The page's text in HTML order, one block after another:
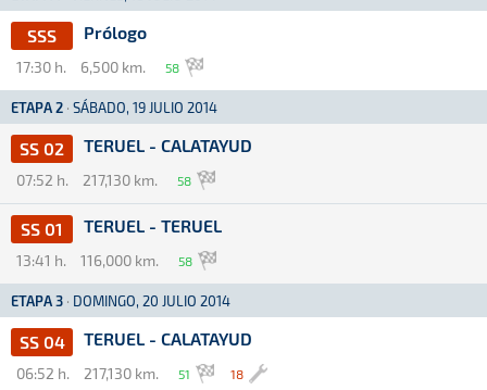
SSS Prólogo
17:30 h. 6,500 km. 58
ETAPA 2 · SÁBADO, 19 JULIO 2014
SS 02 TERUEL - CALATAYUD
07:52 h. 217,130 km. 58
SS 01 TERUEL - TERUEL
13:41 h. 116,000 km. 58
ETAPA 3 · DOMINGO, 20 JULIO 2014
SS 04 TERUEL - CALATAYUD
06:52 h. 217,130 km. 51 18